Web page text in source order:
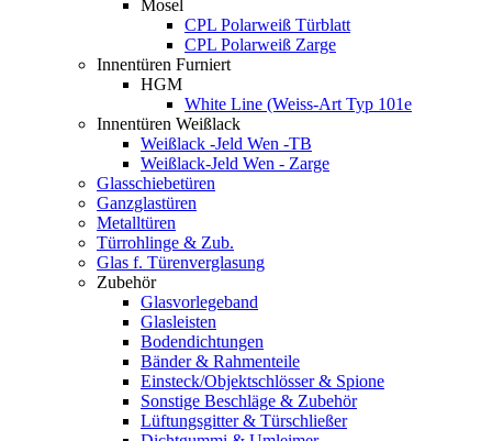
Mosel
CPL Polarweiß Türblatt
CPL Polarweiß Zarge
Innentüren Furniert
HGM
White Line (Weiss-Art Typ 101e
Innentüren Weißlack
Weißlack -Jeld Wen -TB
Weißlack-Jeld Wen - Zarge
Glasschiebetüren
Ganzglastüren
Metalltüren
Türrohlinge & Zub.
Glas f. Türenverglasung
Zubehör
Glasvorlegeband
Glasleisten
Bodendichtungen
Bänder & Rahmenteile
Einsteck/Objektschlösser & Spione
Sonstige Beschläge & Zubehör
Lüftungsgitter & Türschließer